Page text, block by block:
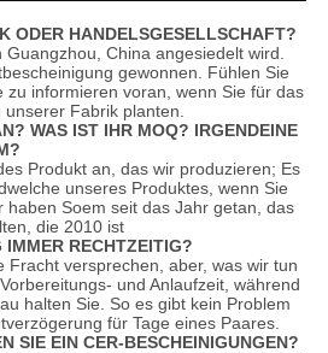
ODER HANDELSGESELLSCHAFT?
China angesiedelt wird.
gewonnen. Fühlen Sie
zu informieren voran, wenn Sie für das
Fabrik planten.
WAS IST IHR MOQ? IRGENDEINE
Produkt an, das wir produzieren; Es
unseres Produktes, wenn Sie
haben Soem seit das Jahr getan, das
die 2010 ist
IMMER RECHTZEITIG?
Fracht versprechen, aber, was wir tun
und Anlaufzeit, während
halten Sie. So es gibt kein Problem
für Tage eines Paares.
SIE EIN CER-BESCHEINIGUNGEN?